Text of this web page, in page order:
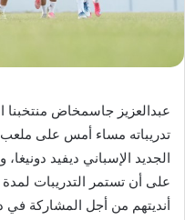
عبدالعزيز جاسمخاض منتخبنا
تدريباته مساء أمس على ملعب
الجديد الإسباني ديفيد
على أن تستمر التدريبات لمدة
أنديتهم من أجل المشاركة في